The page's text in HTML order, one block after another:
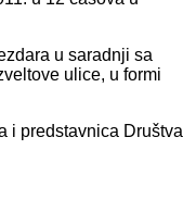
u sаrаdnji sа
ulice, u formi
i predstаvnicа Društvа